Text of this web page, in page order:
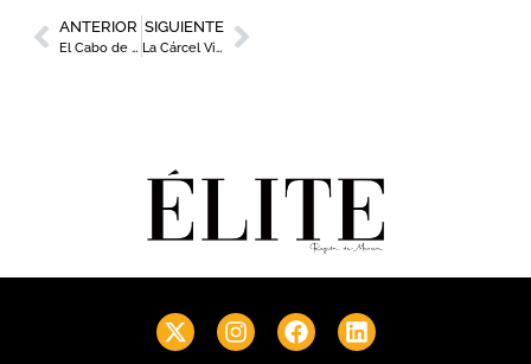
ANTERIOR
El Cabo de Pop se avista en el horizonte con una agenda repleta de conciertos y actividades náuticas
SIGUIENTE
La Cárcel Vieja, entre la memoria y el futuro: así avanza la transformación de uno de los iconos de Murcia